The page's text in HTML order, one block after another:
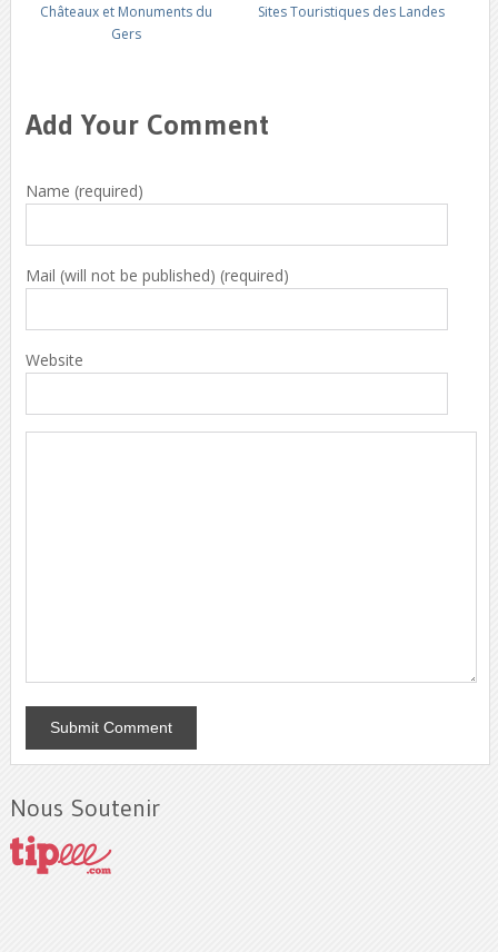
Châteaux et Monuments du
Gers
Sites Touristiques des Landes
Add Your Comment
Name (required)
Mail (will not be published) (required)
Website
Nous Soutenir